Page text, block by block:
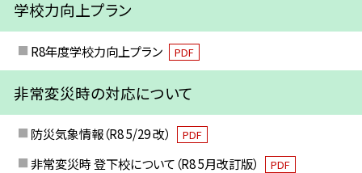
学校力向上プラン
R8年度学校力向上プラン PDF
非常変災時の対応について
防災気象情報（R8 5/29 改） PDF
非常変災時 登下校について（R8 5月改訂版） PDF